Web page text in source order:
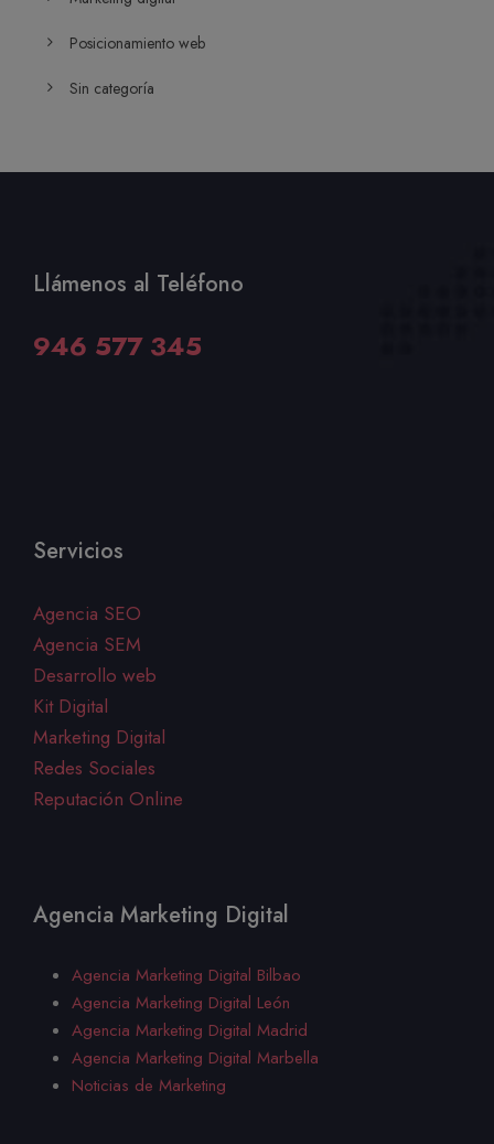
Posicionamiento web
Sin categoría
Llámenos al Teléfono
946 577 345
Servicios
Agencia SEO
Agencia SEM
Desarrollo web
Kit Digital
Marketing Digital
Redes Sociales
Reputación Online
Agencia Marketing Digital
Agencia Marketing Digital Bilbao
Agencia Marketing Digital León
Agencia Marketing Digital Madrid
Agencia Marketing Digital Marbella
Noticias de Marketing